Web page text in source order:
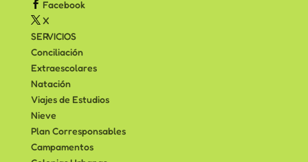
Facebook
X
SERVICIOS
Conciliación
Extraescolares
Natación
Viajes de Estudios
Nieve
Plan Corresponsables
Campamentos